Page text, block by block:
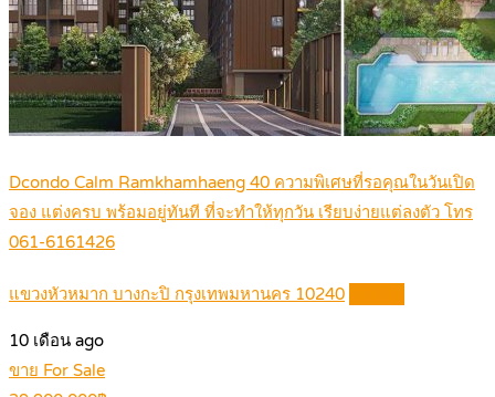
Dcondo Calm Ramkhamhaeng 40 ความพิเศษที่รอคุณในวันเปิด
จอง แต่งครบ พร้อมอยู่ทันที ที่จะทำให้ทุกวัน เรียบง่ายแต่ลงตัว โทร
061-6161426
แขวงหัวหมาก บางกะปิ กรุงเทพมหานคร 10240
10 เดือน ago
ขาย For Sale